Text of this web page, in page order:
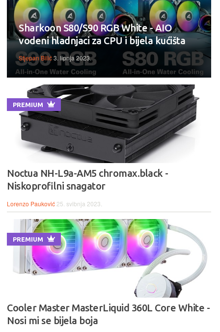
Sharkoon S80/S90 RGB White - AIO
vodeni hladnjaci za CPU i bijela kućišta
Stjepan Bilić3. lipnja 2023.
PREMIUM
Noctua NH-L9a-AM5 chromax.black -
Niskoprofilni snagator
Lorenzo Pauković 25. svibnja 2023.
PREMIUM
Cooler Master MasterLiquid 360L Core White -
Nosi mi se bijela boja